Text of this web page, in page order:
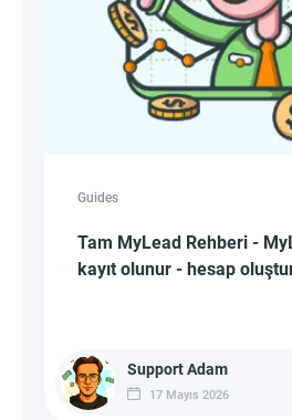
Guides
Tam MyLead Rehberi -
kayıt olunur - hesap
Support Adam
17 Mayıs 2026